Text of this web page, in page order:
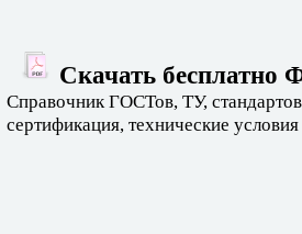
Скачать бесплатно
Справочник ГОСТов, ТУ,
сертификация, технические условия